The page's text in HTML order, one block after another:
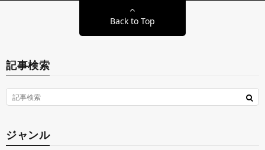
Back to Top
記事検索
ジャンル